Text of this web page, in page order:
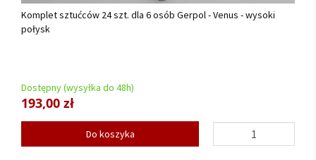
Komplet sztućców 24 szt. dla 6 osób Gerpol - Venus - wysoki
połysk
Dostępny (wysyłka do 48h)
193,00 zł
Do koszyka